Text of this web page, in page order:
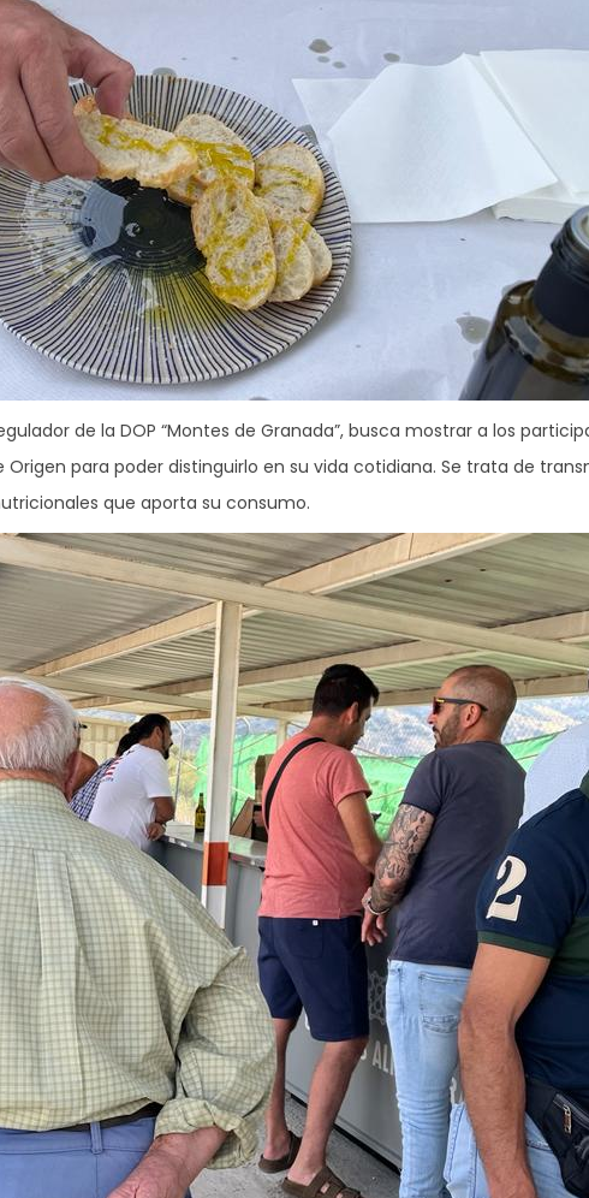
de la DOP “Montes de Granada”, busca mostrar a los
para poder distinguirlo en su vida cotidiana. Se trata de
que aporta su consumo.